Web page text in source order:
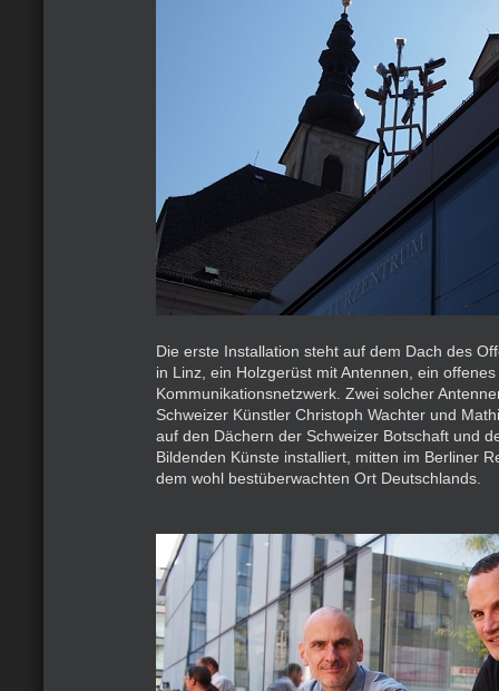
Die erste Installation steht auf dem Dach des
in Linz, ein Holzgerüst mit Antennen, ein offenes
Kommunikationsnetzwerk. Zwei solcher
Schweizer Künstler Christoph Wachter und
auf den Dächern der Schweizer Botschaft und
Bildenden Künste installiert, mitten im Berliner
dem wohl bestüberwachten Ort Deutschlands.